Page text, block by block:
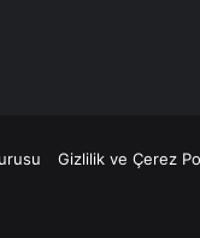
Gizlilik ve Çerez